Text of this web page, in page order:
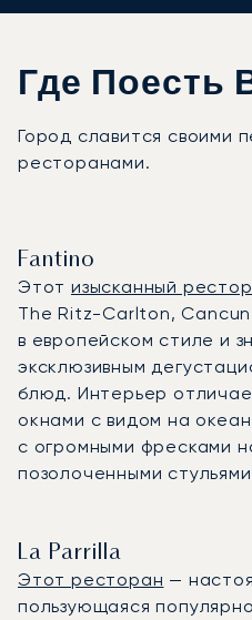
Где Поесть
Город славится своими
ресторанами.
Fantino
Этот изысканный
The Ritz-Carlton,
в европейском стиле и
эксклюзивным
блюд. Интерьер
окнами с видом на
с огромными фресками
позолоченными
La Parrilla
Этот ресторан —
пользующаяся